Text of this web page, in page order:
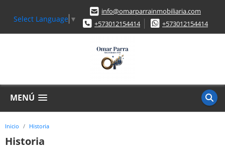
Select Language ▼
info@omarparrainmobiliaria.com
+573012154414
+573012154414
MENÚ
Inicio Historia
Historia